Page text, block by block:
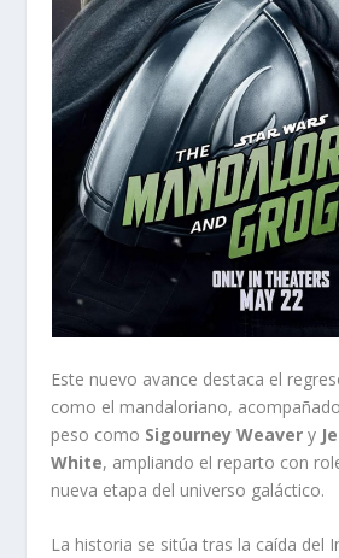
Este nuevo avance destaca el
como el mandaloriano,
peso como Sigourney Weaver y
White, ampliando el reparto con
nueva etapa del universo galáctico.
La historia se sitúa tras la caída del